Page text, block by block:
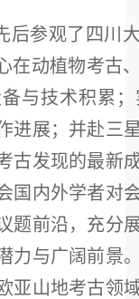
后参观了四川
在动植物考古
与技术积累
进展；并赴三
古发现的最新
国内外学者对
题前沿，充分
力与广阔前景
亚山地考古领